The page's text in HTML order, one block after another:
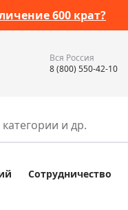
600 крат?
Вся Россия
8 (800) 550-42-10
Сотрудничество